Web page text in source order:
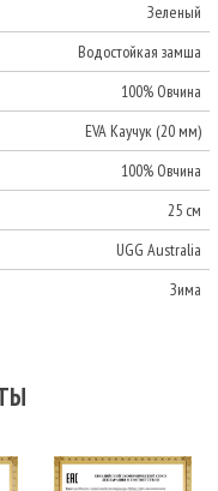
Зеленый
Водостойкая замша
100% Овчина
EVA Каучук (20 мм)
100% Овчина
25 см
UGG Australia
Зима